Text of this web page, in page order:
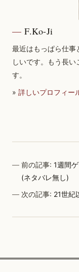
F.Ko-Ji
最近はもっぱら仕事
しいです。もう長い
す。
» 詳しいプロフィー
前の記事:1週間
(ネタバレ無し)
次の記事: 21世紀